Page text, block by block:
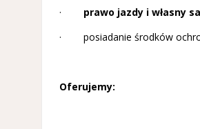
·
prawo jazdy i własny
· posiadanie środków
Oferujemy: